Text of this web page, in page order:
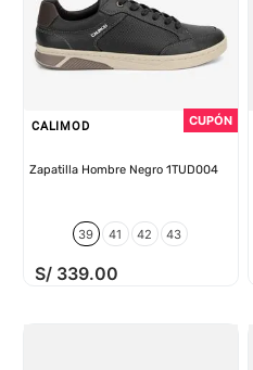
CALIMOD
Zapatilla Hombre Negro 1TUD004
39 41 42 43
S/ 339.00